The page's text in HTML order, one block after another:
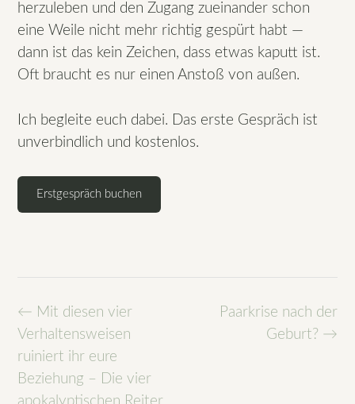
herzuleben und den Zugang zueinander schon
eine Weile nicht mehr richtig gespürt habt —
dann ist das kein Zeichen, dass etwas kaputt ist.
Oft braucht es nur einen Anstoß von außen.
Ich begleite euch dabei. Das erste Gespräch ist
unverbindlich und kostenlos.
Erstgespräch buchen
Post
navigation
Paarkrise nach der
Geburt? →
← Mit diesen vier
Verhaltensweisen
ruiniert ihr eure
Beziehung – Die vier
apokalyptischen Reiter